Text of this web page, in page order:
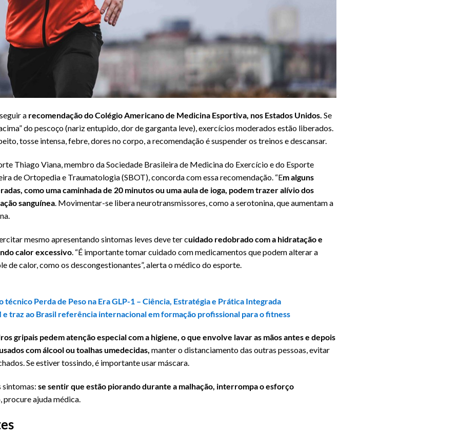
a recomendação do Colégio Americano de Medicina Esportiva, nos Estados Unidos. Se
do pescoço (nariz entupido, dor de garganta leve), exercícios moderados estão liberados.
tosse intensa, febre, dores no corpo, a recomendação é suspender os treinos e descansar.
Thiago Viana, membro da Sociedade Brasileira de Medicina do Exercício e do Esporte
de Ortopedia e Traumatologia (SBOT), concorda com essa recomendação. “Em alguns
como uma caminhada de 20 minutos ou uma aula de ioga, podem trazer alívio dos
sanguínea. Movimentar-se libera neurotransmissores, como a serotonina, que aumentam a
mesmo apresentando sintomas leves deve ter cuidado redobrado com a hidratação e
calor excessivo. “É importante tomar cuidado com medicamentos que podem alterar a
de calor, como os descongestionantes”, alerta o médico do esporte.
Perda de Peso na Era GLP-1 – Ciência, Estratégia e Prática Integrada
e traz ao Brasil referência internacional em formação profissional para o fitness
gripais pedem atenção especial com a higiene, o que envolve lavar as mãos antes e depois
com álcool ou toalhas umedecidas, manter o distanciamento das outras pessoas, evitar
Se estiver tossindo, é importante usar máscara.
sintomas: se sentir que estão piorando durante a malhação, interrompa o esforço
procure ajuda médica.